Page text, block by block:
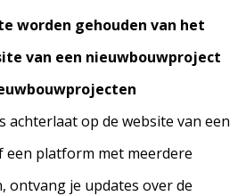
worden gehouden van het
van een nieuwbouwproject
achterlaat op de website van een
platform met meerdere
ontvang je updates over de